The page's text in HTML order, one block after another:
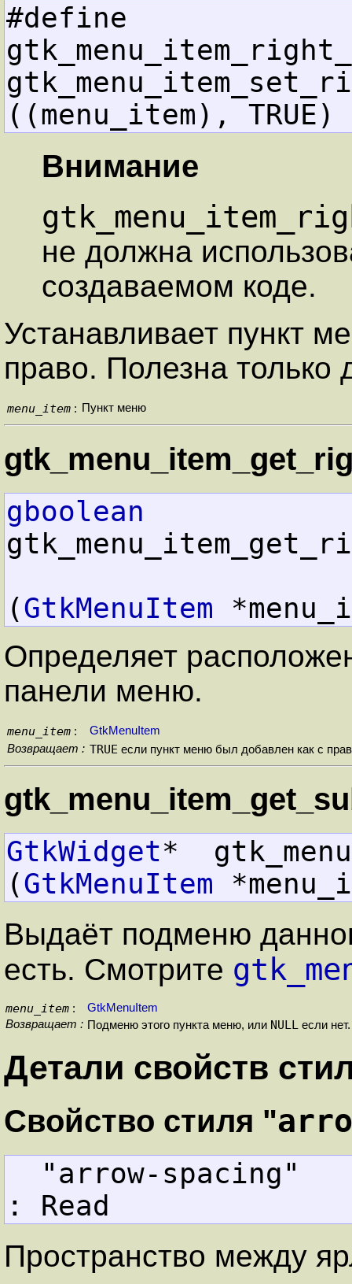
#define
((menu_item), TRUE)
Внимание
не должна
создаваемом коде.
Устанавливает пункт
право. Полезна
menu_item : Пункт меню
gboolean
(GtkMenuItem
Определяет
панели меню.
menu_item :
GtkMenuItem
Возвращает : TRUE если пункт меню был добавлен как с
GtkWidget*
(GtkMenuItem
Выдаёт подменю
есть. Смотрите
menu_item :
GtkMenuItem
Возвращает : Подменю этого пункта меню, или NULL если нет.
Детали свойств
Свойство стиля "
"arrow-
: Read
Пространство между